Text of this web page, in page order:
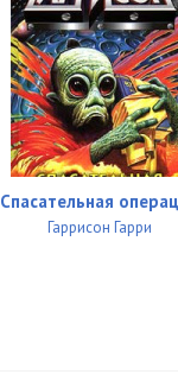
Спасательная
Гаррисон Гарри